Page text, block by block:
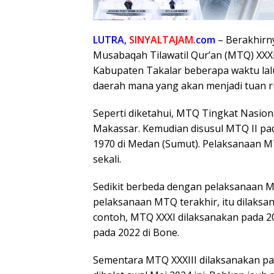
LUTRA, SINYALTAJAM.com –
Musabaqah Tilawatil Qur’an (MTQ)
Kabupaten Takalar beberapa waktu
daerah mana yang akan menjadi tuan
Seperti diketahui, MTQ Tingkat
Makassar. Kemudian disusul MTQ II
1970 di Medan (Sumut). Pelaksanaan
sekali.
Sedikit berbeda dengan pelaksanaan
pelaksanaan MTQ terakhir, itu
contoh, MTQ XXXI dilaksanakan pada
pada 2022 di Bone.
Sementara MTQ XXXIII dilaksanakan